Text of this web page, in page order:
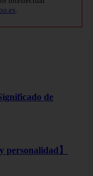
de
】